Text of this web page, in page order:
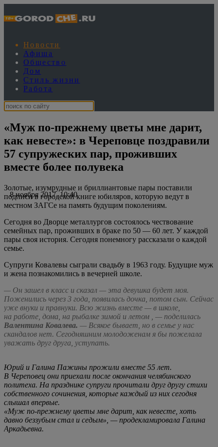
Новости
Афиша
Общество
Дом
Стиль жизни
Работа
«Муж по-прежнему цветы мне дарит,
как невесте»: в Череповце поздравили
57 супружеских пар, проживших
вместе более полувека
8 ноября 2017, 10:40
Золотые, изумрудные и бриллиантовые пары поставили
подписи в городской книге юбиляров, которую ведут в
местном ЗАГСе на память будущим поколениям.
Сегодня во Дворце металлургов состоялось чествование
семейных пар, проживших в браке по 50 — 60 лет. У каждой
пары своя история. Сегодня понемногу рассказали о каждой
семье.
Супруги Ковалевы сыграли свадьбу в 1963 году. Будущие муж
и жена познакомились в вечерней школе.
— Он зашел в класс и сказал — эта девушка будет моя.
Поженились через 3 года, появилась дочка, потом сын. Сейчас
уже внуки и правнуки. Всю жизнь вместе — в школе,
на работе, дома, на рыбалке зимой и летом , — поделилась
Валентина Ковалева. — Всякое бывает, но в семье у нас
скандалов нет. Сегодняшним молодоженам я бы пожелала
уважать друг друга, уступать.
Юрий и Галина Пажины прожили вместе 55 лет.
В Череповец они приехали после окончания челябинского
политеха. На празднике супруги прочитали друг другу стихи
собственного сочинения, которые каждый из них сегодня
слышал впервые.
«Муж по-прежнему цветы мне дарит, как невесте, хоть
давно беззубым стал и седым», — продекламировала Галина
Аркадьевна.